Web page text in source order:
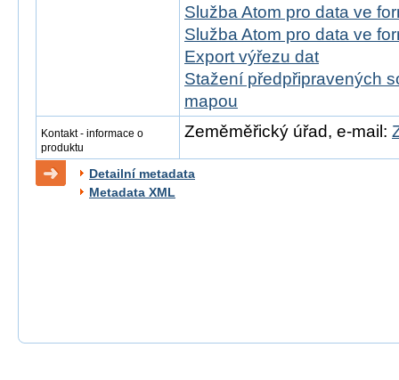
Služba Atom pro data ve
Služba Atom pro data ve
Export výřezu dat
Stažení předpřipravených
mapou
Kontakt - informace o
produktu
Zeměměřický úřad, e-mail:
Detailní metadata
Metadata XML